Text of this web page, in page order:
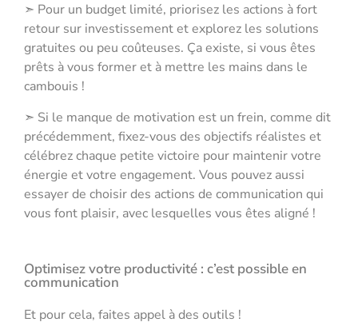
➣ Pour un budget limité, priorisez les actions à fort
retour sur investissement et explorez les solutions
gratuites ou peu coûteuses. Ça existe, si vous êtes
prêts à vous former et à mettre les mains dans le
cambouis !
➣ Si le manque de motivation est un frein, comme dit
précédemment, fixez-vous des objectifs réalistes et
célébrez chaque petite victoire pour maintenir votre
énergie et votre engagement. Vous pouvez aussi
essayer de choisir des actions de communication qui
vous font plaisir, avec lesquelles vous êtes aligné !
Optimisez votre productivité : c’est possible en
communication
Et pour cela, faites appel à des outils !